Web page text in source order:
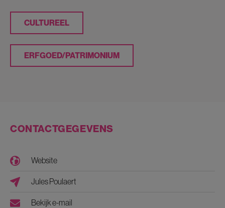
CULTUREEL
ERFGOED/PATRIMONIUM
CONTACTGEGEVENS
Website
Jules Poulaert
Bekijk e-mail